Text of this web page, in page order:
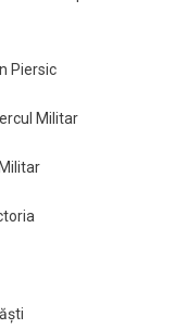
Piersic
Militar